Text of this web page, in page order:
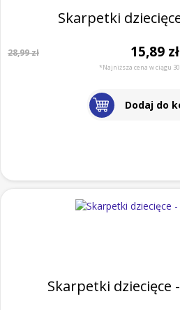
Skarpetki
28,99 zł 15,89 zł
*Najniższa cena w ciągu 30
Dodaj do
Skarpetki dziecięce